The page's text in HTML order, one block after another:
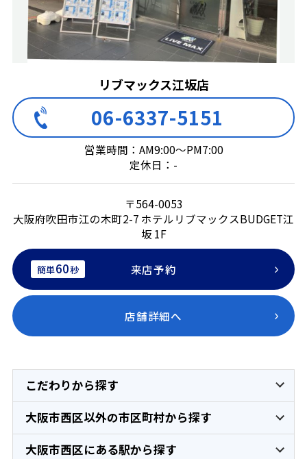
リブマックス江坂店
06-6337-5151
営業時間：AM9:00～PM7:00
定休日：-
〒564-0053
大阪府吹田市江の木町2-7 ホテルリブマックスBUDGET江
坂 1F
簡単60秒 来店予約
店舗詳細へ
こだわりから探す
大阪市西区以外の市区町村から探す
大阪市西区にある駅から探す